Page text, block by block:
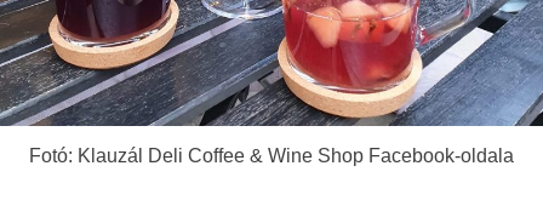
Fotó: Klauzál Deli Coffee & Wine Shop Facebook-oldala